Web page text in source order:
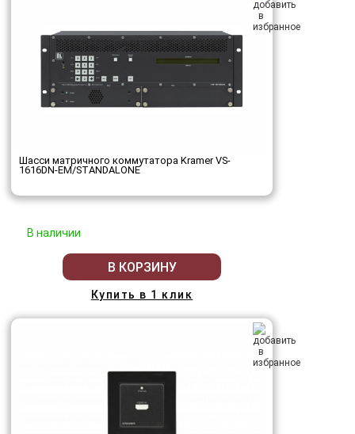
Шасси матричного коммутатора Kramer VS-
1616DN-EM/STANDALONE
В наличии
В КОРЗИНУ
Купить в 1 клик